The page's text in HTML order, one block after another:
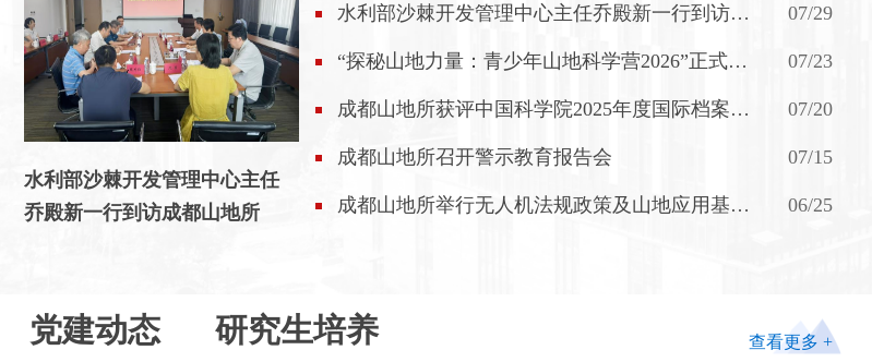
水利部沙棘开发管理中心主任
乔殿新一行到访成都山地所
水利部沙棘开发管理中心主任乔殿新一行到访成
07/29
“探秘山地力量：青少年山地科学营2026”正式开
07/23
成都山地所获评中国科学院2025年度国际档案日
07/20
成都山地所召开警示教育报告会 07/15
成都山地所举行无人机法规政策及山地应用基础
06/25
党建动态 研究生培养 查看更多 +